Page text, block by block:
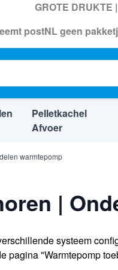
GROTE DRUKTE
postNL geen
Pelletkachel
Afvoer
warmtepomp
|
systeem
pagina "Warmtepomp